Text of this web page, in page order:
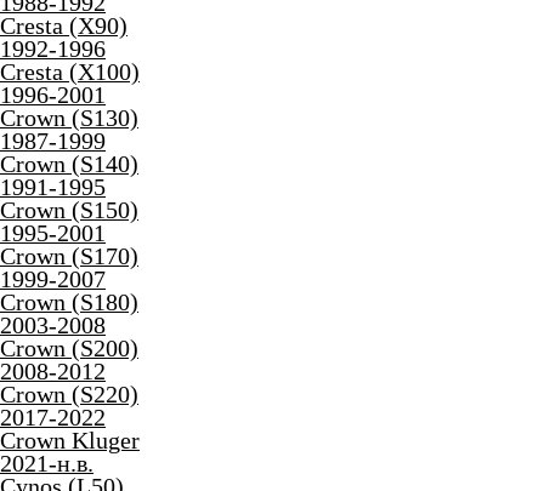
Cresta (X90)
1992-1996
Cresta (X100)
1996-2001
Crown (S130)
1987-1999
Crown (S140)
1991-1995
Crown (S150)
1995-2001
Crown (S170)
1999-2007
Crown (S180)
2003-2008
Crown (S200)
2008-2012
Crown (S220)
2017-2022
Crown Kluger
2021-н.в.